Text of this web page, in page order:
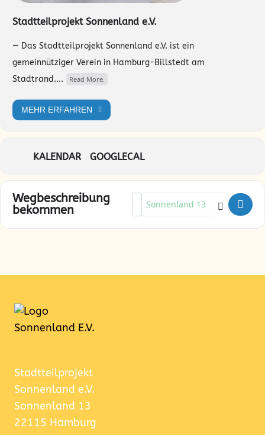
Stadtteilprojekt Sonnenland e.V.
— Das Stadtteilprojekt Sonnenland e.V. ist ein
gemeinnütziger Verein in Hamburg-Billstedt am
Stadtrand....
Read More.
MEHR ERFAHREN
KALENDAR GOOGLECAL
Wegbeschreibung
bekommen
Address - Maiferien-Special /
Destination Address -
Stadtteilprojekt
Sonnenland e.V.
Sonnenland 13
22115 Hamburg